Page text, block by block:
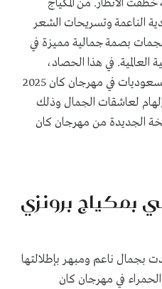
خطفت الأنظار. من المكياج
الناعمة وتسريحات الشعر
بصمة جمالية مميزة في
العالمية. في هذا الحصاد،
نستعيد معكم أجمل إطلالات السعوديات في مهرجان كان 2025
لعاشقات الجمال وذلك
الجديدة من مهرجان كان
بمكياج برونزي
بجمال ناعم ومبهر بإطلالتها
في مهرجان كان